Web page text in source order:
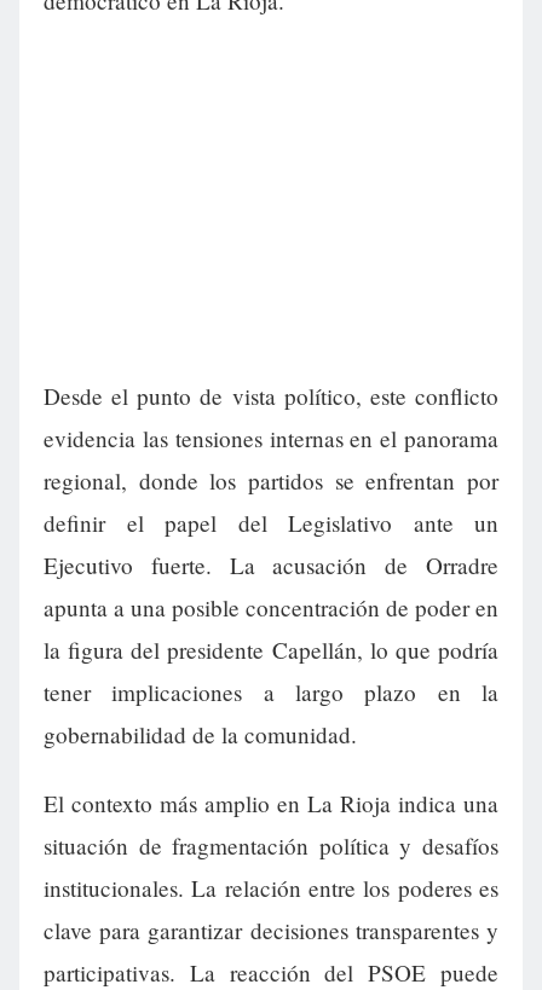
Desde el punto de vista político, este conflicto
evidencia las tensiones internas en el panorama
regional, donde los partidos se enfrentan por
definir el papel del Legislativo ante un
Ejecutivo fuerte. La acusación de Orradre
apunta a una posible concentración de poder en
la figura del presidente Capellán, lo que podría
tener implicaciones a largo plazo en la
gobernabilidad de la comunidad.
El contexto más amplio en La Rioja indica una
situación de fragmentación política y desafíos
institucionales. La relación entre los poderes es
clave para garantizar decisiones transparentes y
participativas. La reacción del PSOE puede